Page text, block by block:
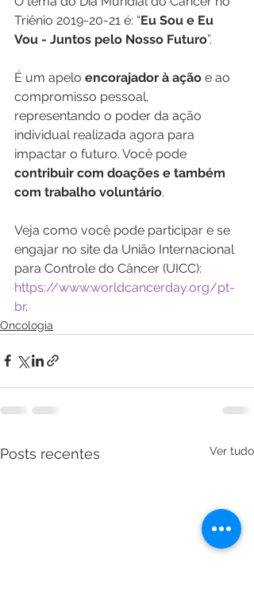
Triênio 2019-20-21 é: “Eu Sou e Eu
Vou - Juntos pelo Nosso Futuro”.
É um apelo encorajador à ação e ao
compromisso pessoal,
representando o poder da ação
individual realizada agora para
impactar o futuro. Você pode
contribuir com doações e também
com trabalho voluntário.
Veja como você pode participar e se
engajar no site da União Internacional
para Controle do Câncer (UICC):
https://www.worldcancerday.org/pt-
br.
Oncologia
Posts recentes Ver tudo